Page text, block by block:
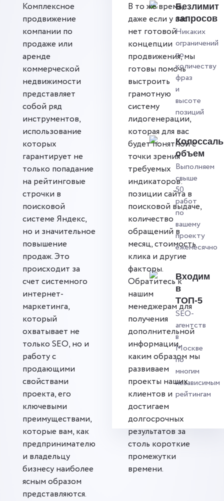
Безлимит
запросов
Никаких
ограничений
по
количеству
фраз
и
высоте
позиций
объем
Выполняем
свыше
50
работ
по
вашему
проекту
ежемесячно
Входим
в
ТОП-5
SEO-
агентств
в
Москве
по
многим
независимым
рейтингам
Комплексное
продвижение
компании по
продаже или
аренде
коммерческой
недвижимости
представляет
собой ряд
инструментов,
использование
которых
гарантирует не
только попадание
на рейтинговые
строчки в
поисковой
системе Яндекс,
но и значительное
повышение
продаж. Это
происходит за
счет системного
интернет-
маркетинга,
который
охватывает не
только SEO, но и
работу с
продающими
свойствами
проекта, его
ключевыми
преимуществами,
которые вам, как
предпринимателю
и владельцу
бизнесу наиболее
ясным образом
представляются.
В то же время,
даже если у вас
нет готовой
концепции
продвижения, мы
готовы помочь
выстроить
грамотную
систему
лидогенерации,
которая для вас
будет понятной с
точки зрения
требуемых
индикаторов:
позиции сайта в
поисковой выдаче,
количество
обращений в
месяц, стоимость
клика и другие
факторы.
Обратитесь к
нашим
менеджерам для
получения
дополнительной
информации,
каким образом мы
развиваем
проекты наших
клиентов и
достигаем
долгосрочных
результатов за
столь короткие
промежутки
времени.